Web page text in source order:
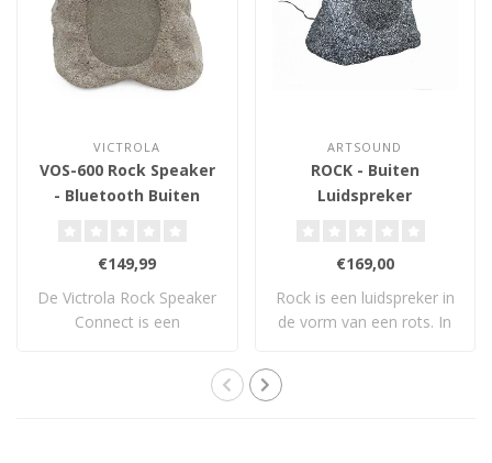
VICTROLA
VOS-600 Rock Speaker
- Bluetooth Buiten
€149,99
De Victrola Rock Speaker
Connect is een
ARTSOUND
ROCK - Buiten
Luidspreker
€169,00
Rock is een luidspreker in
de vorm van een rots. In